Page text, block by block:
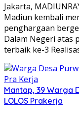
Jakarta,
Madiun kembali
penghargaan
Dalam Negeri atas
terbaik ke-3
Mantap, 39 Warga
LOLOS Prakerja